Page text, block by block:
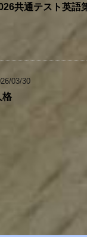
共通テスト英語
03/30
格